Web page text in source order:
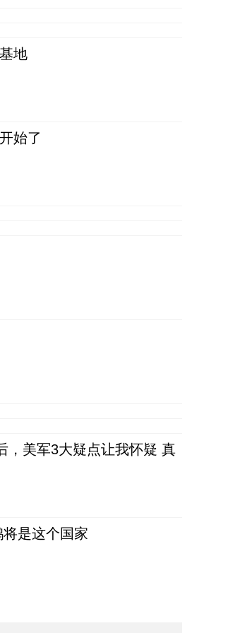
地
始了
，美军3大疑点让我怀疑 真
是这个国家